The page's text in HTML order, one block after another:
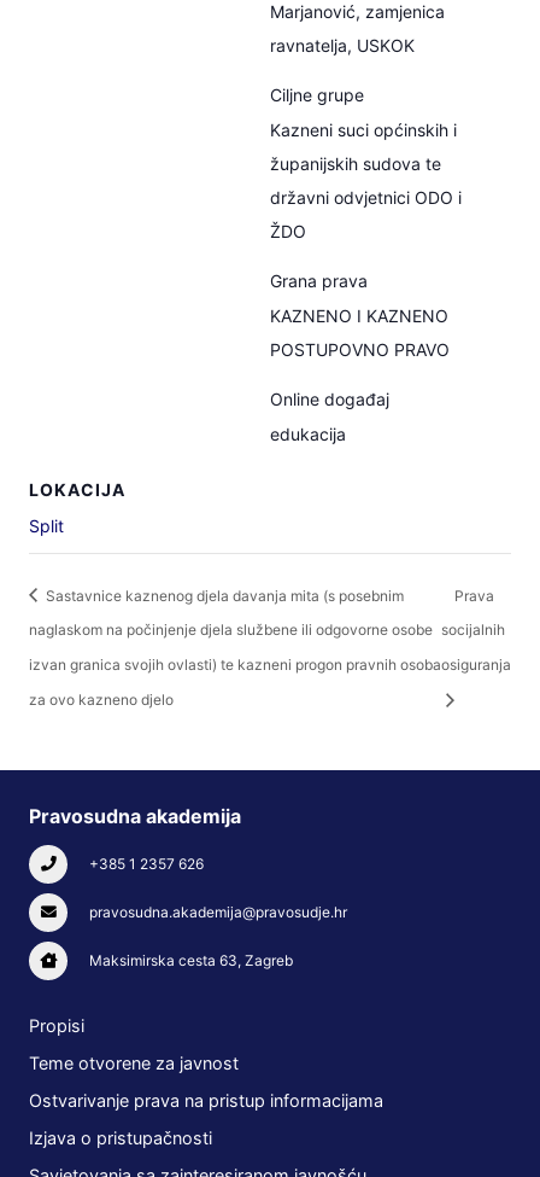
LOKACIJA
Split
Marjanović, zamjenica
ravnatelja, USKOK
Ciljne grupe
Kazneni suci općinskih i
županijskih sudova te
državni odvjetnici ODO i
ŽDO
Grana prava
KAZNENO I KAZNENO
POSTUPOVNO PRAVO
Online događaj
edukacija
Sastavnice kaznenog djela davanja mita (s posebnim
naglaskom na počinjenje djela službene ili odgovorne osobe
izvan granica svojih ovlasti) te kazneni progon pravnih osoba
za ovo kazneno djelo
Prava
socijalnih
osiguranja
Pravosudna akademija
+385 1 2357 626
pravosudna.akademija@pravosudje.hr
Maksimirska cesta 63, Zagreb
Propisi
Teme otvorene za javnost
Ostvarivanje prava na pristup informacijama
Izjava o pristupačnosti